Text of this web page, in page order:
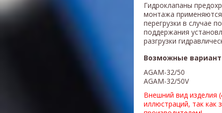
Гидроклапаны
монтажа
перегрузки в случае
поддержания
разгрузки
Возможные
AGAM-32/50
AGAM-32/50V
Внешний вид изделия
иллюстраций, так как